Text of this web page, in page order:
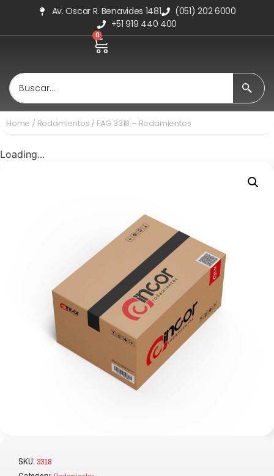
Av. Oscar R. Benavides 1481
(051) 202 6000
+51 919 440 400
0
Home / Rodamientos / FAG 3318 – Rodamientos
Loading...
SKU: 3318